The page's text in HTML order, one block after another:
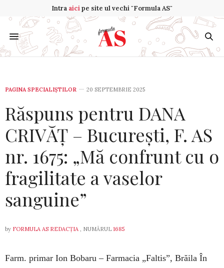
Intra aicipe site ul vechi "Formula AS"
PAGINA SPECIALIȘTILOR 20 SEPTEMBRIE 2025
Răspuns pentru DANA
CRIVĂȚ – București, F. AS
nr. 1675: „Mă confrunt cu o
fragilitate a vaselor
sanguine”
by FORMULA AS REDACȚIA , NUMĂRUL 1685
Farm. primar Ion Bobaru – Farmacia „Faltis”, Brăila În